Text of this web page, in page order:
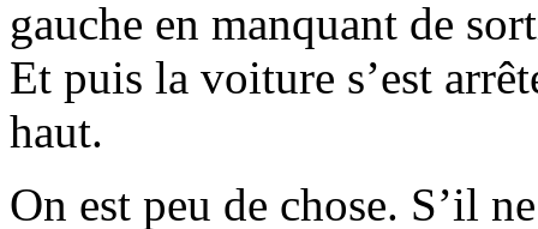
gauche en manquant de
Et puis la voiture s’est
haut.
On est peu de chose. S’il